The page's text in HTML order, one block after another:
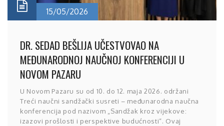
15/05/2026
DR. SEDAD BEŠLIJA UČESTVOVAO NA
MEĐUNARODNOJ NAUČNOJ KONFERENCIJI U
NOVOM PAZARU
U Novom Pazaru su od 10. do 12. maja 2026. održani
Treći naučni sandžački susreti – međunarodna naučna
konferencija pod nazivom „Sandžak kroz vijekove:
izazovi prošlosti i perspektive budućnosti“. Ovaj